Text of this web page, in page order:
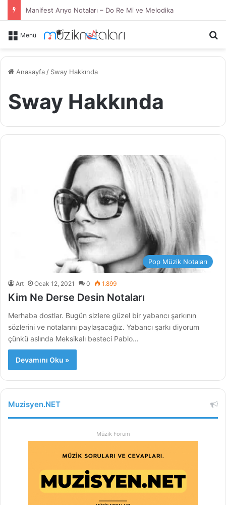
Manifest Arıyo Notaları – Do Re Mi ve Melodika
Menü
Anasayfa / Sway Hakkında
Sway Hakkında
Pop Müzik Notaları
Art Ocak 12, 2021 0 1.899
Kim Ne Derse Desin Notaları
Merhaba dostlar. Bugün sizlere güzel bir yabancı şarkının
sözlerini ve notalarını paylaşacağız. Yabancı şarkı diyorum
çünkü aslında Meksikalı besteci Pablo…
Devamını Oku »
Muzisyen.NET
Müzik Forum